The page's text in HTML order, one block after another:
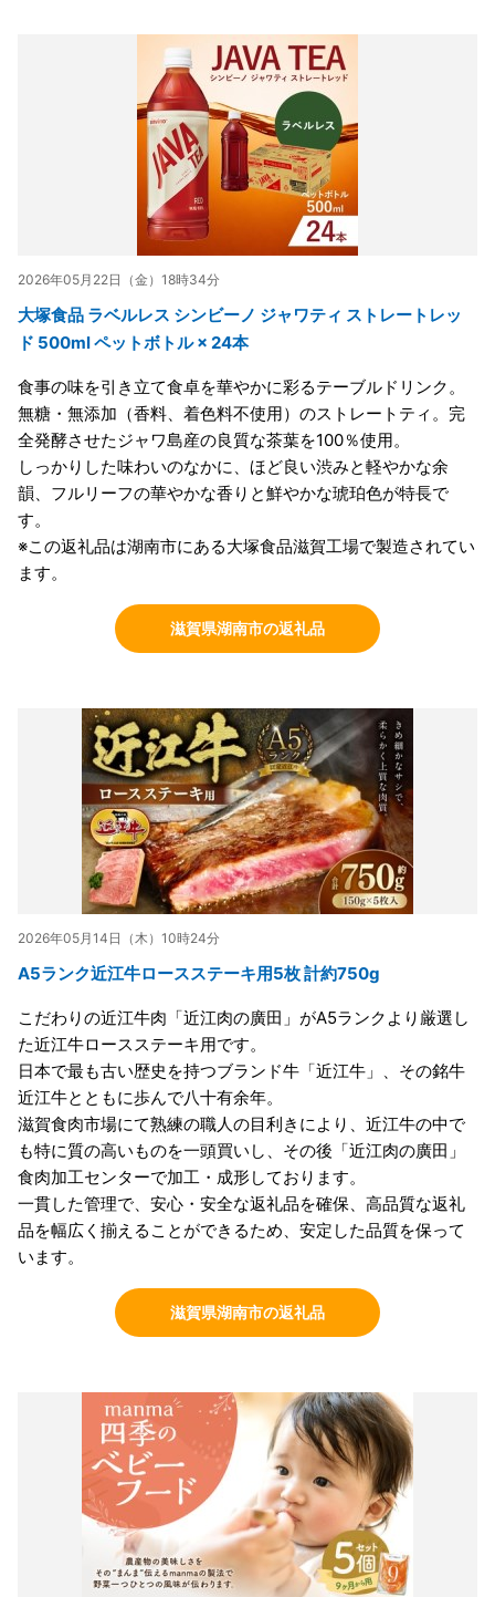
2026年05月22日（金）18時34分
大塚食品 ラベルレス シンビーノ ジャワティ ストレートレッ
ド 500ml ペットボトル × 24本
食事の味を引き立て食卓を華やかに彩るテーブルドリンク。
無糖・無添加（香料、着色料不使用）のストレートティ。完
全発酵させたジャワ島産の良質な茶葉を100％使用。
しっかりした味わいのなかに、ほど良い渋みと軽やかな余
韻、フルリーフの華やかな香りと鮮やかな琥珀色が特長で
す。
※この返礼品は湖南市にある大塚食品滋賀工場で製造されてい
ます。
滋賀県湖南市の返礼品
2026年05月14日（木）10時24分
A5ランク近江牛ロースステーキ用5枚 計約750g
こだわりの近江牛肉「近江肉の廣田」がA5ランクより厳選し
た近江牛ロースステーキ用です。
日本で最も古い歴史を持つブランド牛「近江牛」、その銘牛
近江牛とともに歩んで八十有余年。
滋賀食肉市場にて熟練の職人の目利きにより、近江牛の中で
も特に質の高いものを一頭買いし、その後「近江肉の廣田」
食肉加工センターで加工・成形しております。
一貫した管理で、安心・安全な返礼品を確保、高品質な返礼
品を幅広く揃えることができるため、安定した品質を保って
います。
滋賀県湖南市の返礼品